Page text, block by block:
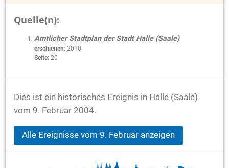
Quelle(n):
Amtlicher Stadtplan der Stadt Halle (Saale)
erschienen: 2010
Seite: 20
Dies ist ein historisches Ereignis in Halle (Saale)
vom 9. Februar 2004.
Alle Ereignisse vom 9. Februar anzeigen